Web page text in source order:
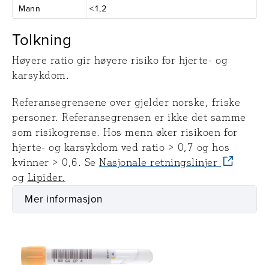
Mann
<1,2
Tolkning
Høyere ratio gir høyere risiko for hjerte- og
karsykdom.
Referansegrensene over gjelder norske, friske
personer. Referansegrensen er ikke det samme
som risikogrense. Hos menn øker risikoen for
hjerte- og karsykdom ved ratio > 0,7 og hos
kvinner > 0,6. SeNasjonale retningslinjer
og Lipider.
Mer informasjon
Prøvetaking
Utstyr